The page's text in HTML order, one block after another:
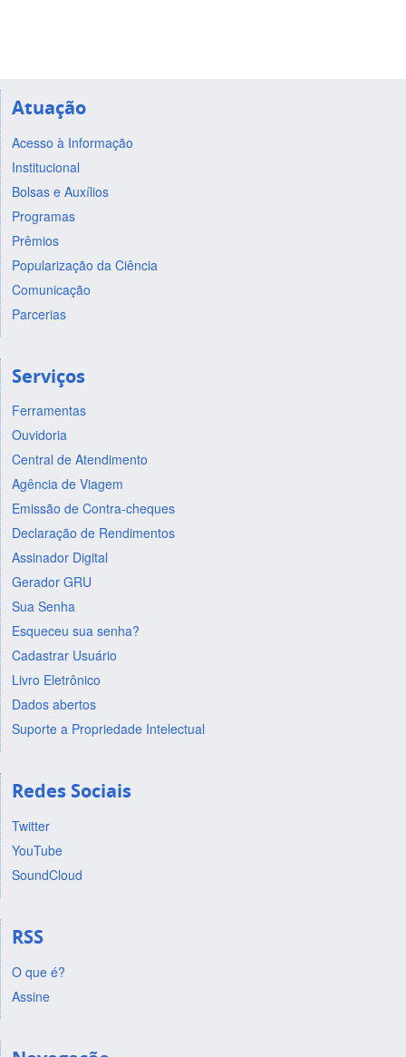
Atuação
Acesso à Informação
Institucional
Bolsas e Auxílios
Programas
Prêmios
Popularização da Ciência
Comunicação
Parcerias
Serviços
Ferramentas
Ouvidoria
Central de Atendimento
Agência de Viagem
Emissão de Contra-cheques
Declaração de Rendimentos
Assinador Digital
Gerador GRU
Sua Senha
Esqueceu sua senha?
Cadastrar Usuário
Livro Eletrônico
Dados abertos
Suporte a Propriedade Intelectual
Redes Sociais
Twitter
YouTube
SoundCloud
RSS
O que é?
Assine